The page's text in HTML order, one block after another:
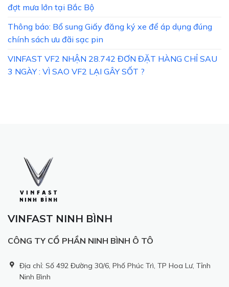
đợt mưa lớn tại Bắc Bộ
Thông báo: Bổ sung Giấy đăng ký xe để áp dụng đúng
chính sách ưu đãi sạc pin
VINFAST VF2 NHẬN 28.742 ĐƠN ĐẶT HÀNG CHỈ SAU
3 NGÀY : VÌ SAO VF2 LẠI GÂY SỐT ?
VINFAST NINH BÌNH
CÔNG TY CỔ PHẦN NINH BÌNH Ô TÔ
Địa chỉ: Số 492 Đường 30/6, Phố Phúc Trì, TP Hoa Lư, Tỉnh
Ninh Bình